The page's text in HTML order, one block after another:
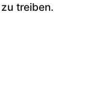
treiben.